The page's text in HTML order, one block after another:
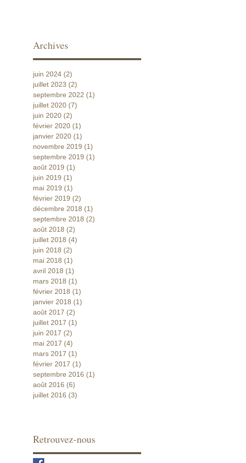
Archives
juin 2024 (2)
juillet 2023 (2)
septembre 2022 (1)
juillet 2020 (7)
juin 2020 (2)
février 2020 (1)
janvier 2020 (1)
novembre 2019 (1)
septembre 2019 (1)
août 2019 (1)
juin 2019 (1)
mai 2019 (1)
février 2019 (2)
décembre 2018 (1)
septembre 2018 (2)
août 2018 (2)
juillet 2018 (4)
juin 2018 (2)
mai 2018 (1)
avril 2018 (1)
mars 2018 (1)
février 2018 (1)
janvier 2018 (1)
août 2017 (2)
juillet 2017 (1)
juin 2017 (2)
mai 2017 (4)
mars 2017 (1)
février 2017 (1)
septembre 2016 (1)
août 2016 (6)
juillet 2016 (3)
Retrouvez-nous